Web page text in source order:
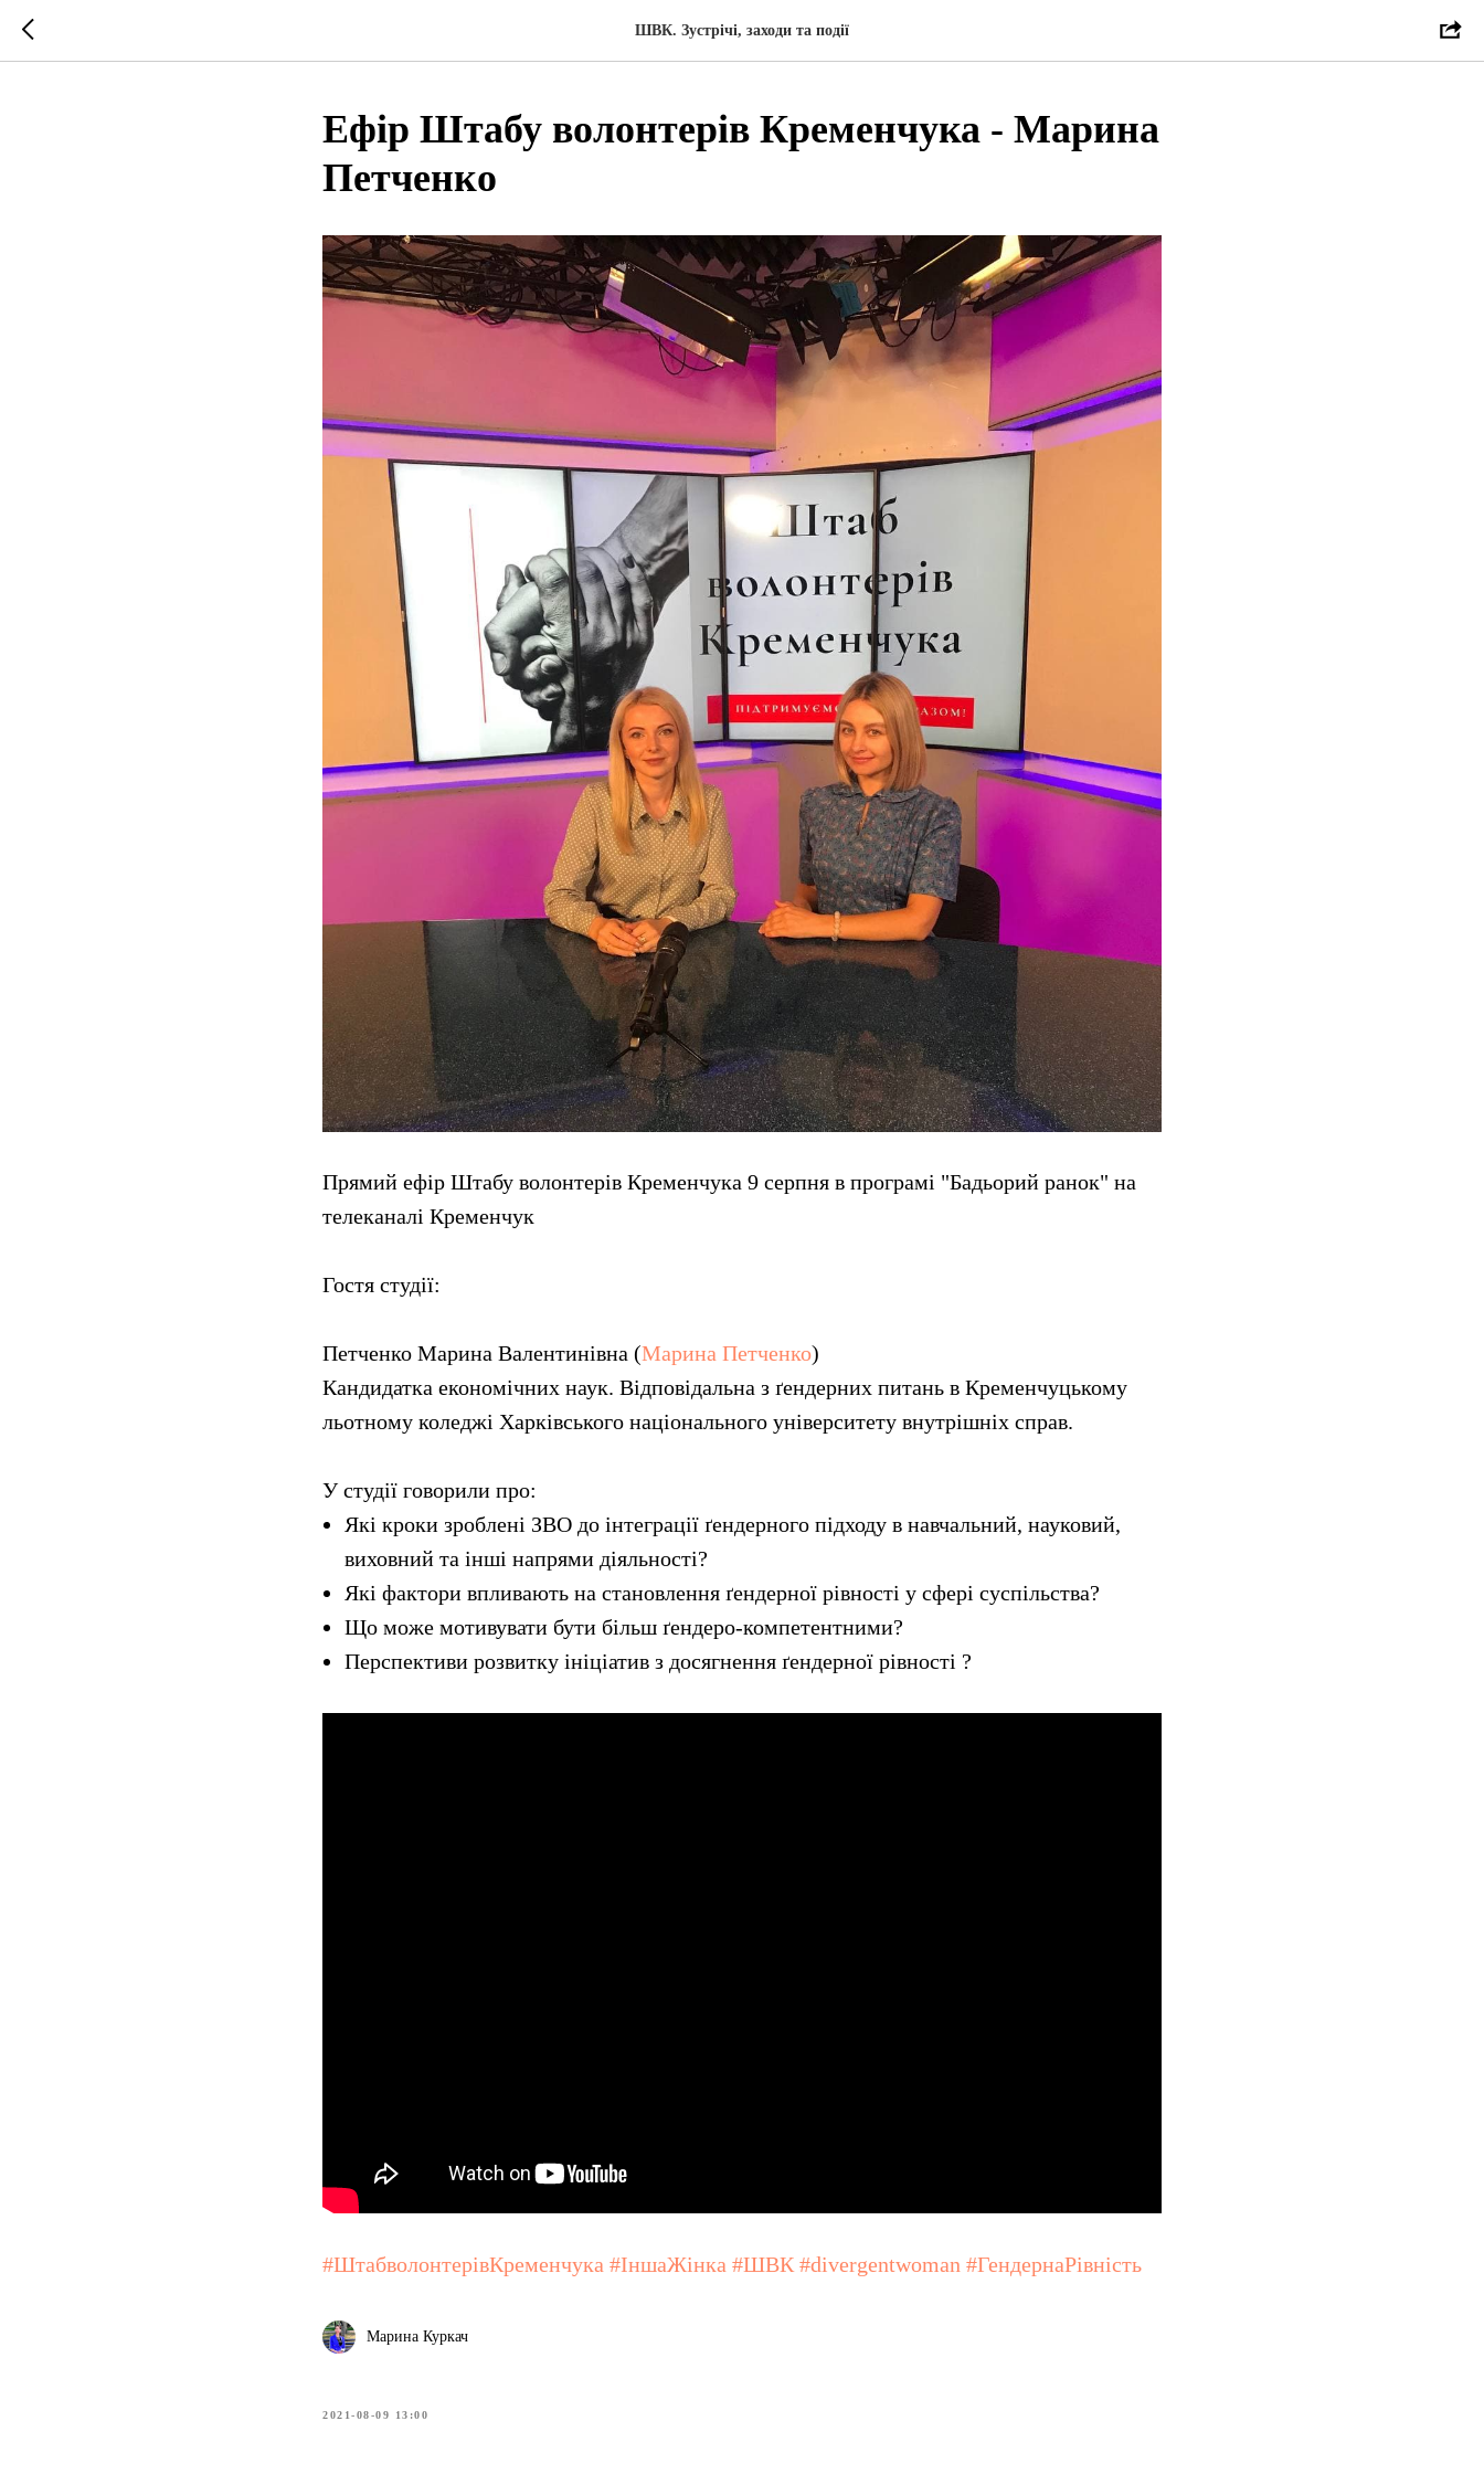
ШВК. Зустрічі, заходи та події
Ефір Штабу волонтерів Кременчука - Марина
Петченко
Прямий ефір Штабу волонтерів Кременчука 9 серпня в програмі "Бадьорий ранок" на
телеканалі Кременчук
Гостя студії:
Петченко Марина Валентинівна (Марина Петченко)
Кандидатка економічних наук. Відповідальна з ґендерних питань в Кременчуцькому
льотному коледжі Харківського національного університету внутрішніх справ.
У студії говорили про:
Які кроки зроблені ЗВО до інтеграції ґендерного підходу в навчальний, науковий,
виховний та інші напрями діяльності?
Які фактори впливають на становлення ґендерної рівності у сфері суспільства?
Що може мотивувати бути більш ґендеро-компетентними?
Перспективи розвитку ініціатив з досягнення ґендерної рівності ?
#ШтабволонтерівКременчука #ІншаЖінка #ШВК #divergentwoman #ГендернаРівність
Марина Куркач
2021-08-09 13:00